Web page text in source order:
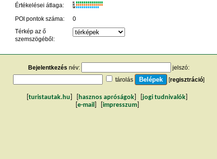
Értékelései átlaga:
K
R
W
POI pontok száma:
0
Térkép az ő
szemszögéből:
Bejelentkezés név:
jelszó:
tárolás
[regisztráció]
turistautak.hu hasznos apróságok jogi tudnivalók
e-mail impresszum]